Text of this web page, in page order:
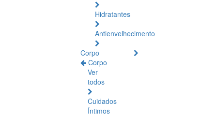
Hidratantes
Antienvelhecimento
Corpo
Corpo
Ver
todos
Cuidados
Íntimos